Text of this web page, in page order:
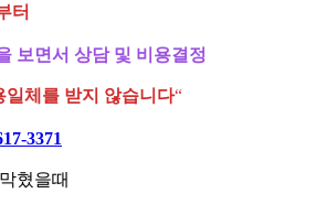
터
보면서 상담 및 비용결정
체를 받지 않습니다“
3371